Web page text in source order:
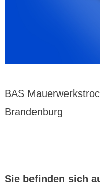
BAS
Brandenburg
Sie befinden sich